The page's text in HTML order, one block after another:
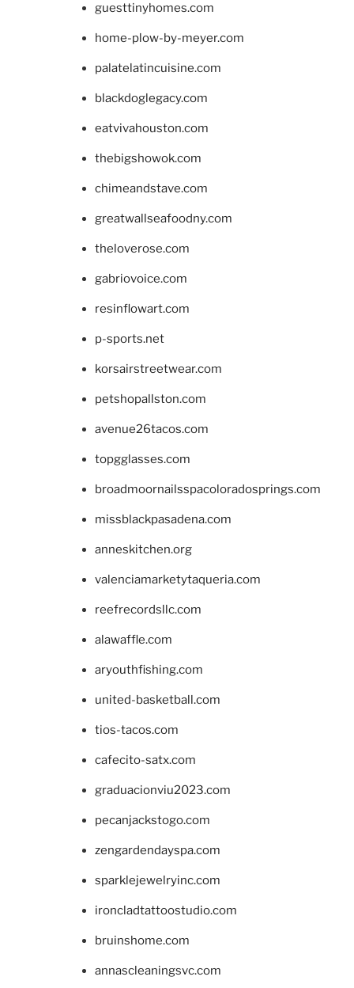
guesttinyhomes.com
home-plow-by-meyer.com
palatelatincuisine.com
blackdoglegacy.com
eatvivahouston.com
thebigshowok.com
chimeandstave.com
greatwallseafoodny.com
theloverose.com
gabriovoice.com
resinflowart.com
p-sports.net
korsairstreetwear.com
petshopallston.com
avenue26tacos.com
topgglasses.com
broadmoornailsspacoloradosprings.com
missblackpasadena.com
anneskitchen.org
valenciamarketytaqueria.com
reefrecordsllc.com
alawaffle.com
aryouthfishing.com
united-basketball.com
tios-tacos.com
cafecito-satx.com
graduacionviu2023.com
pecanjackstogo.com
zengardendayspa.com
sparklejewelryinc.com
ironcladtattoostudio.com
bruinshome.com
annascleaningsvc.com